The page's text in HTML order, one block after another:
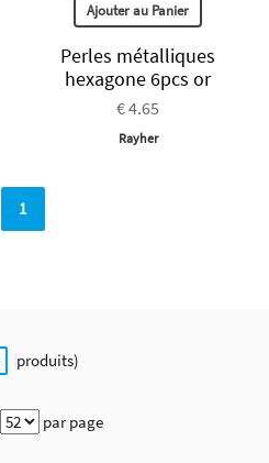
Ajouter au Panier
Perles métalliques
hexagone 6pcs or
€ 4.65
Rayher
1
produits)
par page